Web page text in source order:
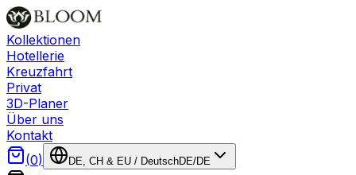
Kollektionen
Hotellerie
Kreuzfahrt
Privat
3D-Planer
Über uns
Kontakt
(0) DE, CH & EU / DeutschDE/DE